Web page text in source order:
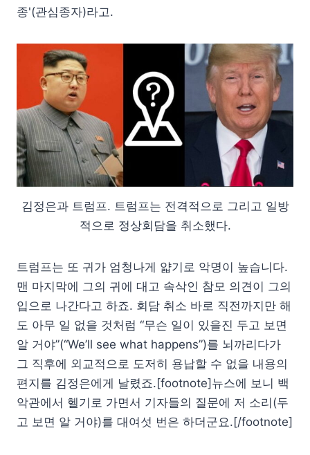
종'(관심종자)라고.
김정은과 트럼프. 트럼프는 전격적으로 그리고 일방
적으로 정상회담을 취소했다.
트럼프는 또 귀가 엄청나게 얇기로 악명이 높습니다.
맨 마지막에 그의 귀에 대고 속삭인 참모 의견이 그의
입으로 나간다고 하죠. 회담 취소 바로 직전까지만 해
도 아무 일 없을 것처럼 “무슨 일이 있을진 두고 보면
알 거야”(“We’ll see what happens”)를 뇌까리다가
그 직후에 외교적으로 도저히 용납할 수 없을 내용의
편지를 김정은에게 날렸죠.[footnote]뉴스에 보니 백
악관에서 헬기로 가면서 기자들의 질문에 저 소리(두
고 보면 알 거야)를 대여섯 번은 하더군요.[/footnote]